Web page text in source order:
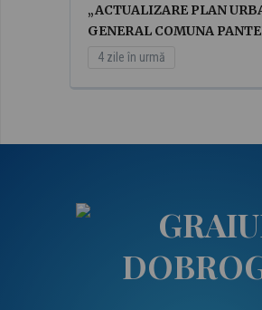
„ACTUALIZARE PLAN
GENERAL COMUNA
4 zile în urmă